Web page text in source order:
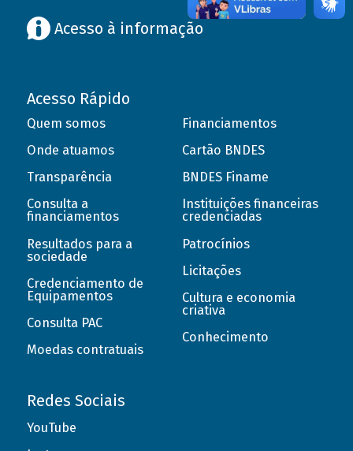
Acesso à informação
Acesso Rápido
Quem somos
Onde atuamos
Transparência
Consulta a
financiamentos
Resultados para a
sociedade
Credenciamento de
Equipamentos
Consulta PAC
Moedas contratuais
Financiamentos
Cartão BNDES
BNDES Finame
Instituições financeiras
credenciadas
Patrocínios
Licitações
Cultura e economia
criativa
Conhecimento
Redes Sociais
YouTube